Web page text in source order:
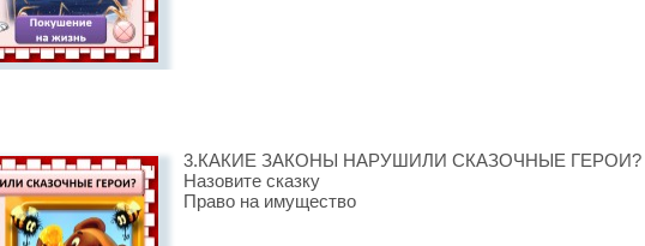
3.КАКИЕ ЗАКОНЫ НАРУШИЛИ СКАЗОЧНЫЕ ГЕРОИ?
Назовите сказку
Право на имущество